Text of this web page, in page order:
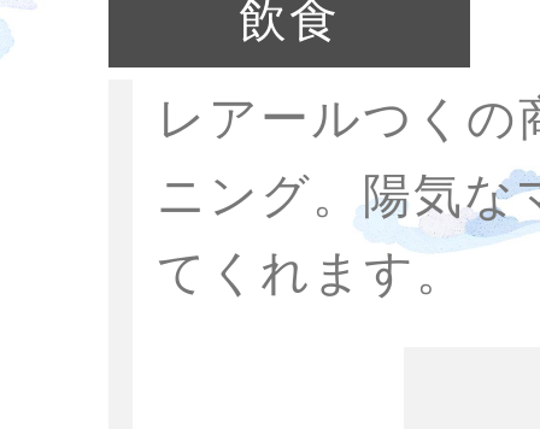
飲食
レアールつく
ニング。陽気な
てくれます。